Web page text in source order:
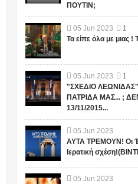
ΠΟΥΤΙΝ;
05 Jun 2023
1
Τα είπε όλα με μιας
05 Jun 2023
1
"ΣΧΕΔΙΟ
ΠΑΤΡΙΔΑ ΜΑΣ... ;
13/11/2015...
05 Jun 2023
ΑΥΤΑ ΤΡΕΜΟΥΝ! Οι
Ιερατική
05 Jun 2023